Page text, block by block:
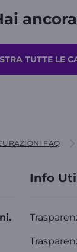
TUTTE LE
FAQ
Info